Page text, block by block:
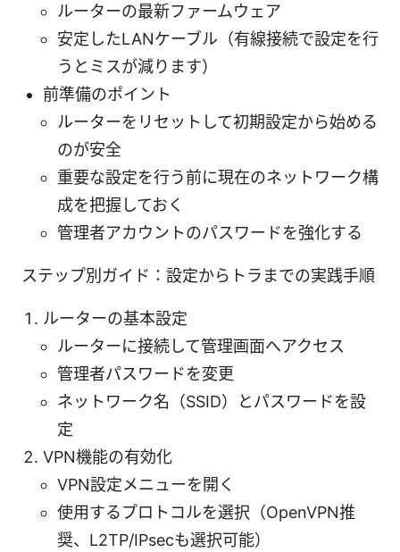
ルーターの最新ファームウェア
安定したLANケーブル（有線接続で設定を行
うとミスが減ります）
前準備のポイント
ルーターをリセットして初期設定から始める
のが安全
重要な設定を行う前に現在のネットワーク構
成を把握しておく
管理者アカウントのパスワードを強化する
ステップ別ガイド：設定からトラまでの実践手順
ルーターの基本設定
ルーターに接続して管理画面へアクセス
管理者パスワードを変更
ネットワーク名（SSID）とパスワードを設
定
VPN機能の有効化
VPN設定メニューを開く
使用するプロトコルを選択（OpenVPN推
奨、L2TP/IPsecも選択可能）